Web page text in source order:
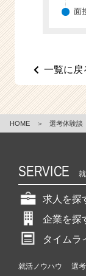
面
一覧に戻
HOME ＞ 選考体験談
SERVICE
求人を探
企業を探
タイムラ
就活ノウハウ 選